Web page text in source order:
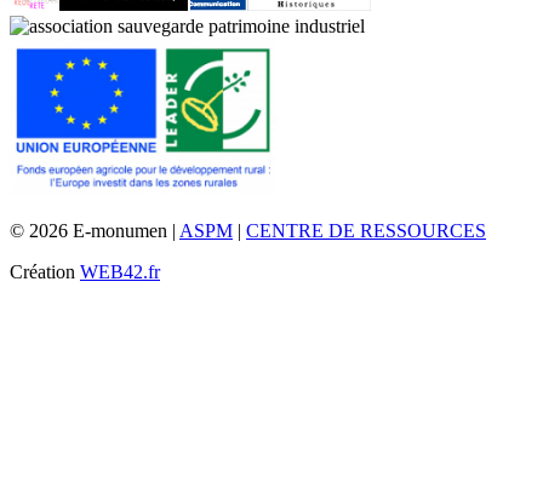
© 2026 E-monumen | ASPM | CENTRE DE RESSOURCES
Création WEB42.fr